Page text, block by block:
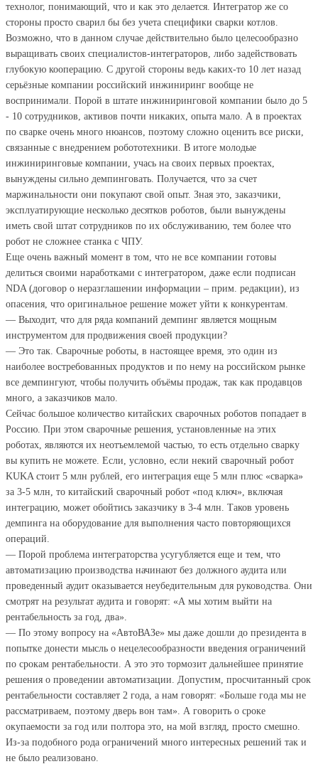
технолог, понимающий, что и как это делается. Интегратор же со
стороны просто сварил бы без учета специфики сварки котлов.
Возможно, что в данном случае действительно было целесообразно
выращивать своих специалистов-интеграторов, либо задействовать
глубокую кооперацию. С другой стороны ведь каких-то 10 лет назад
серьёзные компании российский инжиниринг вообще не
воспринимали. Порой в штате инжиниринговой компании было до 5
- 10 сотрудников, активов почти никаких, опыта мало. А в проектах
по сварке очень много нюансов, поэтому сложно оценить все риски,
связанные с внедрением робототехники. В итоге молодые
инжиниринговые компании, учась на своих первых проектах,
вынуждены сильно демпинговать. Получается, что за счет
маржинальности они покупают свой опыт. Зная это, заказчики,
эксплуатирующие несколько десятков роботов, были вынуждены
иметь свой штат сотрудников по их обслуживанию, тем более что
робот не сложнее станка с ЧПУ.
Еще очень важный момент в том, что не все компании готовы
делиться своими наработками с интегратором, даже если подписан
NDA (договор о неразглашении информации – прим. редакции), из
опасения, что оригинальное решение может уйти к конкурентам.
— Выходит, что для ряда компаний демпинг является мощным
инструментом для продвижения своей продукции?
— Это так. Сварочные роботы, в настоящее время, это один из
наиболее востребованных продуктов и по нему на российском рынке
все демпингуют, чтобы получить объёмы продаж, так как продавцов
много, а заказчиков мало.
Сейчас большое количество китайских сварочных роботов попадает в
Россию. При этом сварочные решения, установленные на этих
роботах, являются их неотъемлемой частью, то есть отдельно сварку
вы купить не можете. Если, условно, если некий сварочный робот
KUKA стоит 5 млн рублей, его интеграция еще 5 млн плюс «сварка»
за 3-5 млн, то китайский сварочный робот «под ключ», включая
интеграцию, может обойтись заказчику в 3-4 млн. Таков уровень
демпинга на оборудование для выполнения часто повторяющихся
операций.
— Порой проблема интеграторства усугубляется еще и тем, что
автоматизацию производства начинают без должного аудита или
проведенный аудит оказывается неубедительным для руководства. Они
смотрят на результат аудита и говорят: «А мы хотим выйти на
рентабельность за год, два».
— По этому вопросу на «АвтоВАЗе» мы даже дошли до президента в
попытке донести мысль о нецелесообразности введения ограничений
по срокам рентабельности. А это это тормозит дальнейшее принятие
решения о проведении автоматизации. Допустим, просчитанный срок
рентабельности составляет 2 года, а нам говорят: «Больше года мы не
рассматриваем, поэтому дверь вон там». А говорить о сроке
окупаемости за год или полтора это, на мой взгляд, просто смешно.
Из-за подобного рода ограничений много интересных решений так и
не было реализовано.